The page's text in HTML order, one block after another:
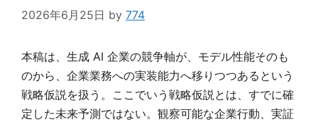
2026年6月25日 by 774
本稿は、生成 AI 企業の競争軸が、モデル性能そのも
のから、企業業務への実装能力へ移りつつあるという
戦略仮説を扱う。ここでいう戦略仮説とは、すでに確
定した未来予測ではない。観察可能な企業行動、実証